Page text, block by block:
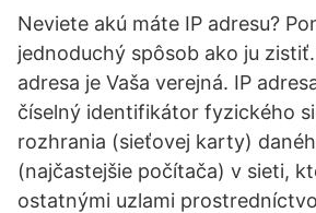
Neviete akú máte IP adresu?
jednoduchý spôsob ako ju
adresa je Vaša verejná. IP
číselný identifikátor fyzického
rozhrania (sieťovej karty)
(najčastejšie počítača) v sieti,
ostatnými uzlami